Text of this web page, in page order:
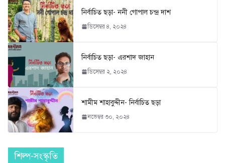
নির্বাচিত ছড়া- ননী গোপাল চন্দ্র দাশ
ডিসেম্বর ৪, ২০২৪
নির্বাচিত ছড়া- এরশাদ জাহান
ডিসেম্বর ২, ২০২৪
শামীম শাহাবুদ্দীন- নির্বাচিত ছড়া
নভেম্বর ৩০, ২০২৪
শিল্প-সংস্কৃতি